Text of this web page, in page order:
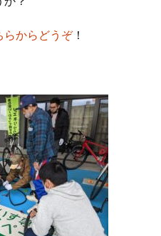
らからどうぞ！